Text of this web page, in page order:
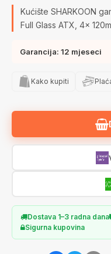
Kućište SHARKOON
Full Glass ATX, 4x
Garancija: 12 mjeseci
Kako kupiti
Dostava 1–3 radna dana
Sigurna kupovina